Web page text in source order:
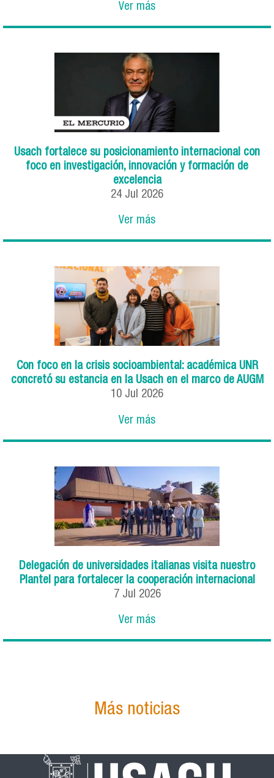
Ver más
Usach fortalece su posicionamiento internacional con
foco en investigación, innovación y formación de
excelencia
24 Jul 2026
Ver más
Con foco en la crisis socioambiental: académica UNR
concretó su estancia en la Usach en el marco de AUGM
10 Jul 2026
Ver más
Delegación de universidades italianas visita nuestro
Plantel para fortalecer la cooperación internacional
7 Jul 2026
Ver más
Más noticias